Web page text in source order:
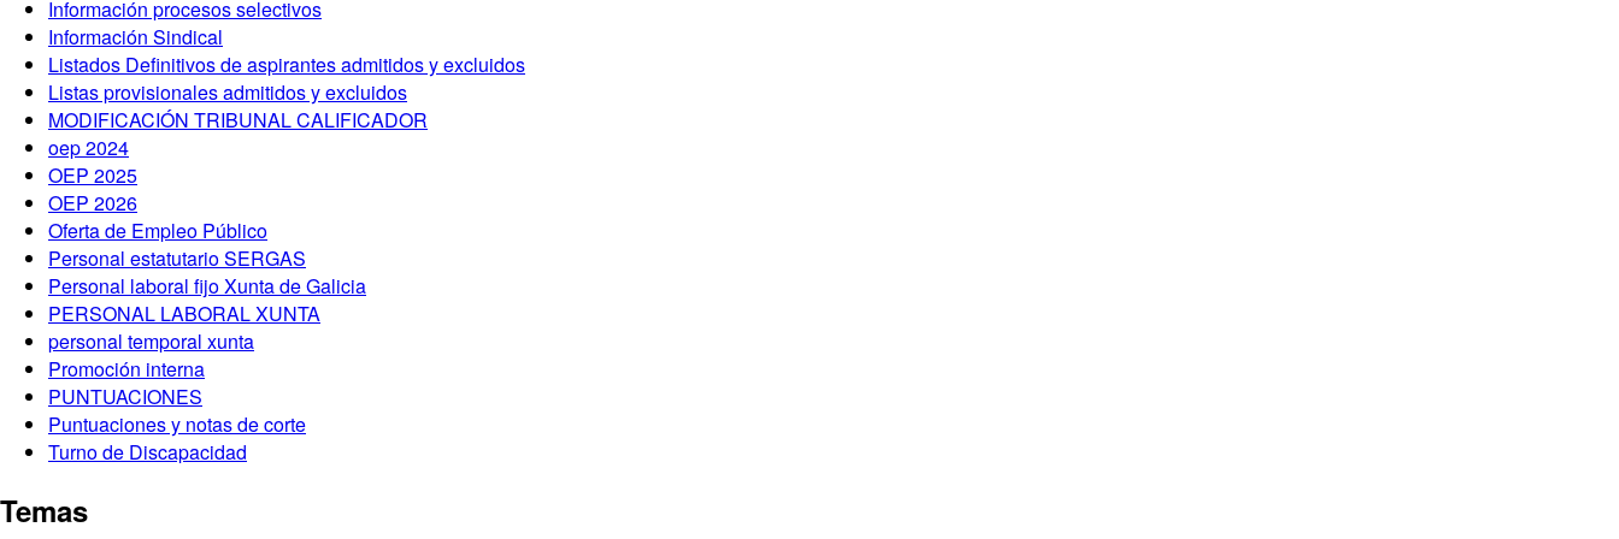
Información procesos selectivos
Información Sindical
Listados Definitivos de aspirantes admitidos y excluidos
Listas provisionales admitidos y excluidos
MODIFICACIÓN TRIBUNAL CALIFICADOR
oep 2024
OEP 2025
OEP 2026
Oferta de Empleo Público
Personal estatutario SERGAS
Personal laboral fijo Xunta de Galicia
PERSONAL LABORAL XUNTA
personal temporal xunta
Promoción interna
PUNTUACIONES
Puntuaciones y notas de corte
Turno de Discapacidad
Temas